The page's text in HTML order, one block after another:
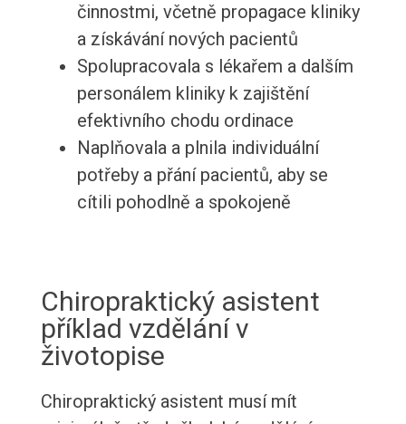
činnostmi, včetně propagace kliniky
a získávání nových pacientů
Spolupracovala s lékařem a dalším
personálem kliniky k zajištění
efektivního chodu ordinace
Naplňovala a plnila individuální
potřeby a přání pacientů, aby se
cítili pohodlně a spokojeně
Chiropraktický asistent
příklad vzdělání v
životopise
Chiropraktický asistent musí mít